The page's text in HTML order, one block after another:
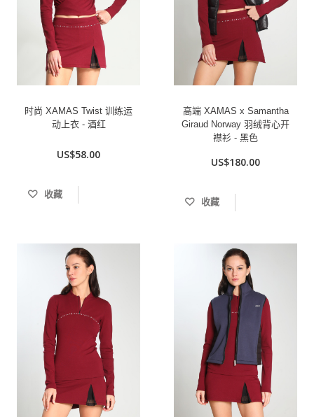
时尚 XAMAS Twist 训练运
动上衣 - 酒红
US$58.00
收藏
高端 XAMAS x Samantha
Giraud Norway 羽绒背心开
襟衫 - 黑色
US$180.00
收藏